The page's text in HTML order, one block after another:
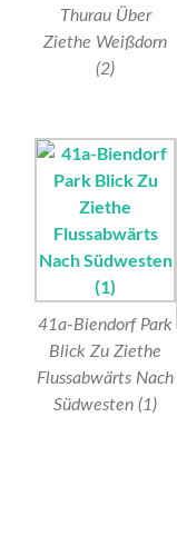
Thurau Über
Ziethe Weißdorn
(2)
41a-Biendorf Park
Blick Zu Ziethe
Flussabwärts Nach
Südwesten (1)